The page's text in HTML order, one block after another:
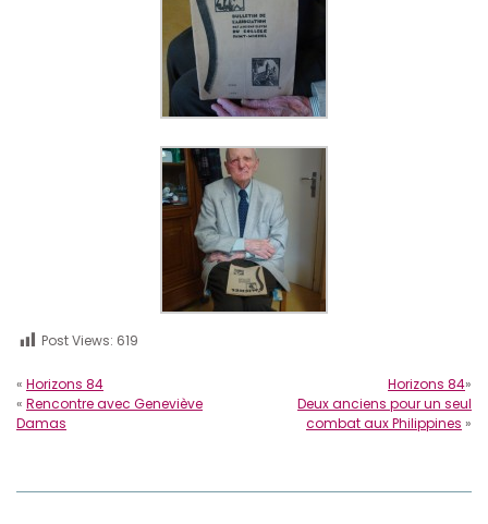
Post Views: 619
« Horizons 84
« Rencontre avec Geneviève
Damas
Horizons 84»
Deux anciens pour un seul
combat aux Philippines »